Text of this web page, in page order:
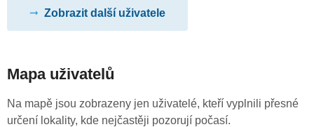
Zobrazit další uživatele
Mapa uživatelů
Na mapě jsou zobrazeny jen uživatelé, kteří vyplnili přesné
určení lokality, kde nejčastěji pozorují počasí.